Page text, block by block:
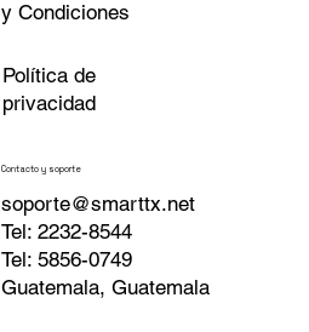
y Condiciones
Política de
privacidad
Contacto y soporte
soporte@smarttx.net
Tel: 2232-8544
Tel: 5856-0749
Guatemala, Guatemala